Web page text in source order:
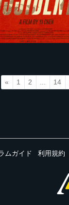
« 1 2 14
ムガイド 利用規約